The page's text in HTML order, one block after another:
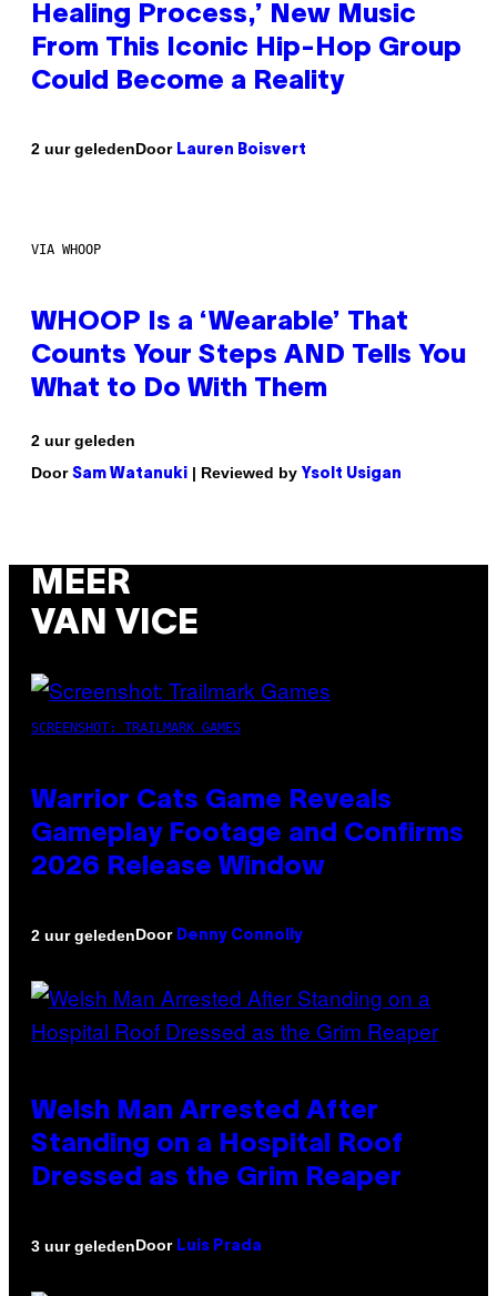
Healing Process,’ New Music
From This Iconic Hip-Hop Group
Could Become a Reality
2 uur geledenDoor Lauren Boisvert
VIA WHOOP
WHOOP Is a ‘Wearable’ That
Counts Your Steps AND Tells You
What to Do With Them
2 uur geleden
Door Sam Watanuki | Reviewed by Ysolt Usigan
MEER
VAN VICE
SCREENSHOT: TRAILMARK GAMES
Warrior Cats Game Reveals
Gameplay Footage and Confirms
2026 Release Window
2 uur geledenDoor Denny Connolly
Welsh Man Arrested After
Standing on a Hospital Roof
Dressed as the Grim Reaper
3 uur geledenDoor Luis Prada